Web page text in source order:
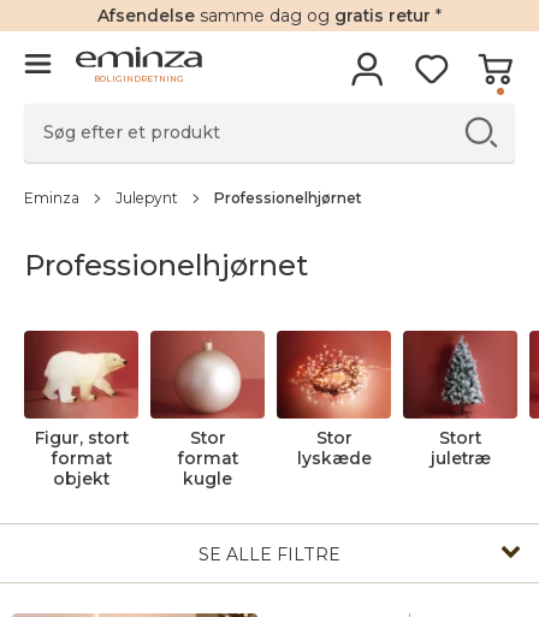
Afsendelse samme dag og gratis retur *
BOLIGINDRETNING
Eminza Julepynt Professionelhjørnet
Professionelhjørnet
Figur, stort
format
objekt
Stor
format
kugle
Stor
lyskæde
Stort
juletræ
SE ALLE FILTRE